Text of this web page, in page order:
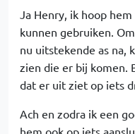
Ja Henry, ik hoop
kunnen gebruiken.
nu uitstekende as na,
zien die er bij komen.
dat er uit ziet op iets
Ach en zodra ik een